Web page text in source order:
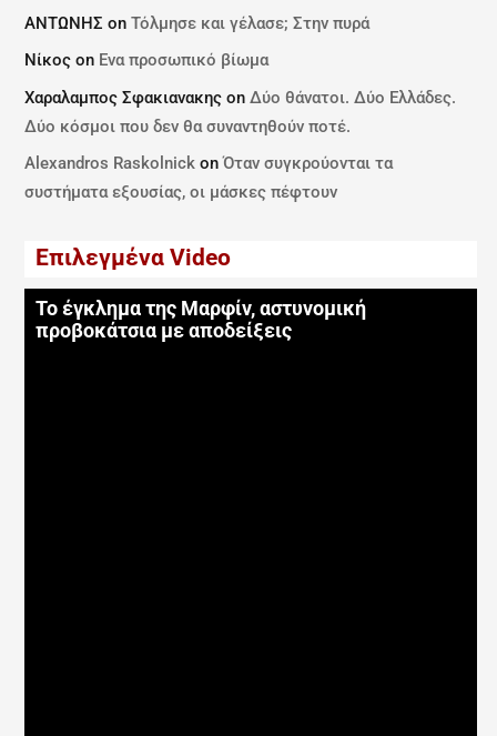
ΑΝΤΩΝΗΣ onΤόλμησε και γέλασε; Στην πυρά
Νίκος on Ενα προσωπικό βίωμα
Χαραλαμπος Σφακιανακης onΔύο θάνατοι. Δύο Ελλάδες.
Δύο κόσμοι που δεν θα συναντηθούν ποτέ.
Alexandros Raskolnick onΌταν συγκρούονται τα
συστήματα εξουσίας, οι μάσκες πέφτουν
Επιλεγμένα Video
Το έγκλημα της Μαρφίν, αστυνομική
προβοκάτσια με αποδείξεις